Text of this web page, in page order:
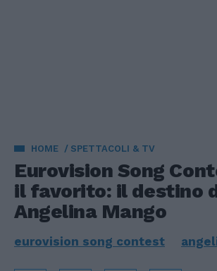
HOME SPETTACOLI & TV
Eurovision Song
il favorito: il destino
Angelina Mango
eurovision song contest